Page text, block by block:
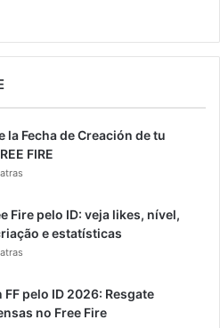
la Fecha de Creación de tu
FIRE
Fire pelo ID: veja likes, nível,
e estatísticas
pelo ID 2026: Resgate
no Free Fire